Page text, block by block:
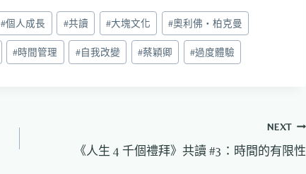
#個人成長 #共讀 #大塊文化 #奧利佛‧柏克曼
#時間管理 #自我改變 #蔡穎卿 #過度體驗
NEXT
《人生 4 千個禮拜》共讀 #3：時間的有限性